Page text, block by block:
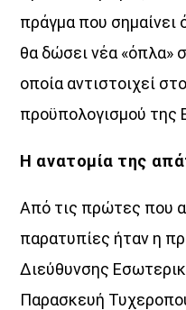
πράγµα που σηµαίνει
θα δώσει νέα «όπλα»
οποία αντιστοιχεί
προϋπολογισµού της
Η ανατοµία της
Από τις πρώτες που
παρατυπίες ήταν η
∆ιεύθυνσης
Παρασκευή